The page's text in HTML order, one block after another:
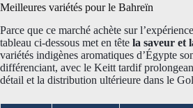
Meilleures variétés pour le Bahreïn
Parce que ce marché achète sur
tableau ci-dessous met en tête la saveur et
variétés indigènes aromatiques d’Égypte
différenciant, avec le Keitt tardif
détail et la distribution ultérieure dans le